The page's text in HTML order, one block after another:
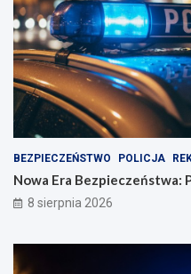
BEZPIECZEŃSTWO POLICJA
Nowa Era Bezpieczeństwa:
8 sierpnia 2026